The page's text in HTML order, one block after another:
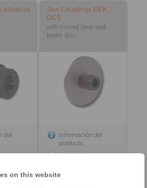
on this website
elásticos
del
Jaw Couplings REK …
DCS
with curved jaws and
brake disc
Información del
producto
Hoja de datos
instalación